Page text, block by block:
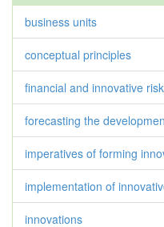
business units
conceptual principles
financial and innovative
forecasting the
imperatives of forming
implementation of
innovations